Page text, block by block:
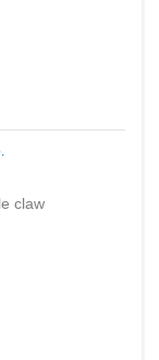
claw